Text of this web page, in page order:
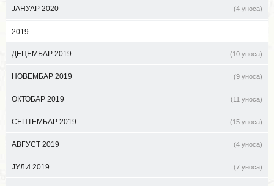
ЈАНУАР 2020 (4 уноса)
2019
ДЕЦЕМБАР 2019 (10 уноса)
НОВЕМБАР 2019 (9 уноса)
ОКТОБАР 2019 (11 уноса)
СЕПТЕМБАР 2019 (15 уноса)
АВГУСТ 2019 (4 уноса)
ЈУЛИ 2019 (7 уноса)